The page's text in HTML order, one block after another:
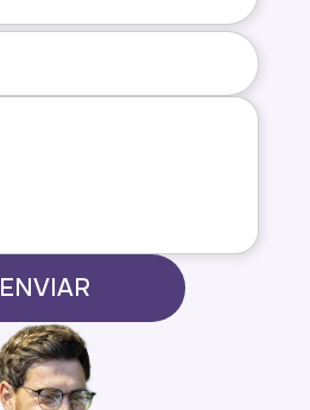
ENVIAR